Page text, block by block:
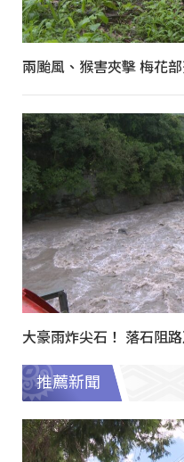
兩颱風、猴害夾擊 梅花
大豪雨炸尖石！ 落石阻
推薦新聞